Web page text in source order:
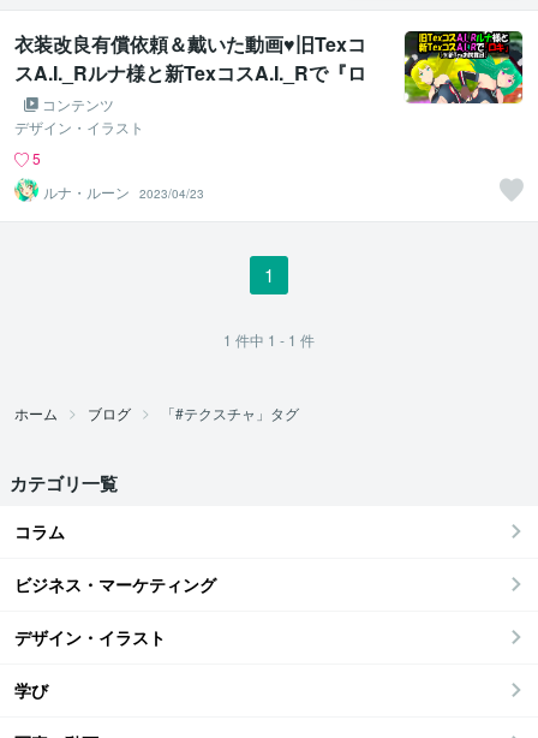
衣装改良有償依頼＆戴いた動画♥旧Texコ
スA.I._Rルナ様と新TexコスA.I._Rで『ロ
キ』コンテンツ
デザイン・イラスト
5
ルナ・ルーン
2023/04/23
1
1 件中 1 - 1 件
ホーム ブログ 「#テクスチャ」タグ
カテゴリ一覧
コラム
ビジネス・マーケティング
デザイン・イラスト
学び